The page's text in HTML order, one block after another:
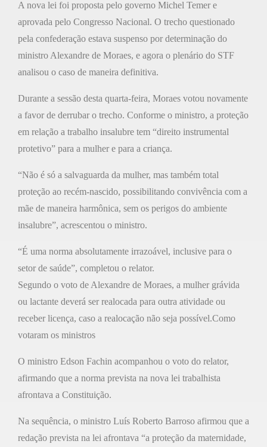
A nova lei foi proposta pelo governo Michel Temer e
aprovada pelo Congresso Nacional. O trecho questionado
pela confederação estava suspenso por determinação do
ministro Alexandre de Moraes, e agora o plenário do STF
analisou o caso de maneira definitiva.
Durante a sessão desta quarta-feira, Moraes votou novamente
a favor de derrubar o trecho. Conforme o ministro, a proteção
em relação a trabalho insalubre tem “direito instrumental
protetivo” para a mulher e para a criança.
“Não é só a salvaguarda da mulher, mas também total
proteção ao recém-nascido, possibilitando convivência com a
mãe de maneira harmônica, sem os perigos do ambiente
insalubre”, acrescentou o ministro.
“É uma norma absolutamente irrazoável, inclusive para o
setor de saúde”, completou o relator.
Segundo o voto de Alexandre de Moraes, a mulher grávida
ou lactante deverá ser realocada para outra atividade ou
receber licença, caso a realocação não seja possível.Como
votaram os ministros
O ministro Edson Fachin acompanhou o voto do relator,
afirmando que a norma prevista na nova lei trabalhista
afrontava a Constituição.
Na sequência, o ministro Luís Roberto Barroso afirmou que a
redação prevista na lei afrontava “a proteção da maternidade,